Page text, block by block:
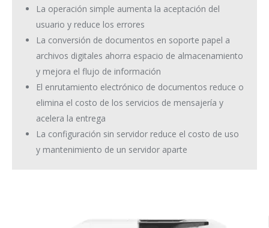
La operación simple aumenta la aceptación del
usuario y reduce los errores
La conversión de documentos en soporte papel a
archivos digitales ahorra espacio de almacenamiento
y mejora el flujo de información
El enrutamiento electrónico de documentos reduce o
elimina el costo de los servicios de mensajería y
acelera la entrega
La configuración sin servidor reduce el costo de uso
y mantenimiento de un servidor aparte